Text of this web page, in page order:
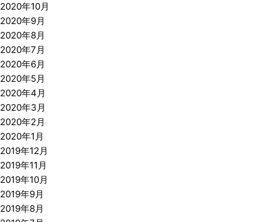
2020年10月
2020年9月
2020年8月
2020年7月
2020年6月
2020年5月
2020年4月
2020年3月
2020年2月
2020年1月
2019年12月
2019年11月
2019年10月
2019年9月
2019年8月